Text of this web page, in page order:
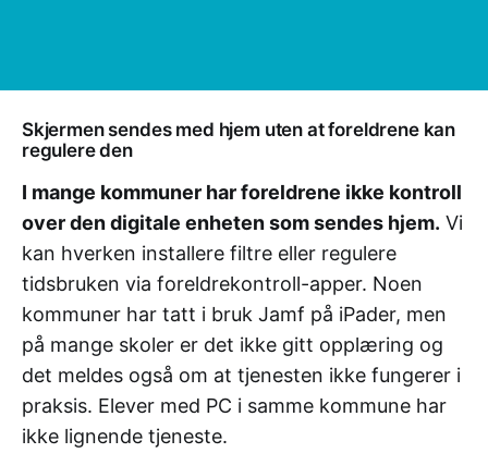
Skjermen sendes med hjem uten at foreldrene kan
regulere den
I mange kommuner har foreldrene ikke kontroll
over den digitale enheten som sendes hjem. Vi
kan hverken installere filtre eller regulere
tidsbruken via foreldrekontroll-apper. Noen
kommuner har tatt i bruk Jamf på iPader, men
på mange skoler er det ikke gitt opplæring og
det meldes også om at tjenesten ikke fungerer i
praksis. Elever med PC i samme kommune har
ikke lignende tjeneste.